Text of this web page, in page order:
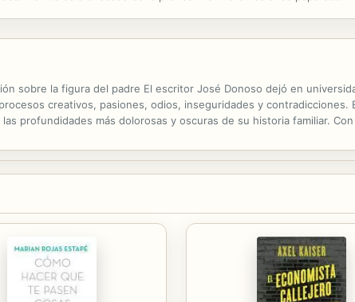
sobre la figura del padre El escritor José Donoso dejó en
creativos, pasiones, odios, inseguridades y contradicciones.
profundidades más dolorosas y oscuras de su historia familiar.